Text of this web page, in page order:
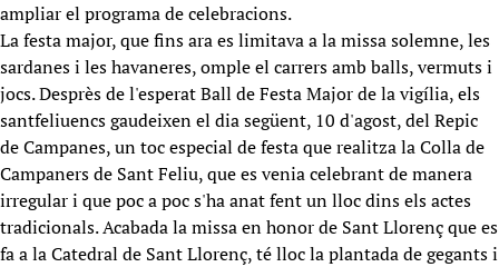
ampliar el programa de celebracions.
La festa major, que fins ara es limitava a la missa solemne, les
sardanes i les havaneres, omple el carrers amb balls, vermuts i
jocs. Desprès de l'esperat Ball de Festa Major de la vigília, els
santfeliuencs gaudeixen el dia següent, 10 d'agost, del Repic
de Campanes, un toc especial de festa que realitza la Colla de
Campaners de Sant Feliu, que es venia celebrant de manera
irregular i que poc a poc s'ha anat fent un lloc dins els actes
tradicionals. Acabada la missa en honor de Sant Llorenç que es
fa a la Catedral de Sant Llorenç, té lloc la plantada de gegants i